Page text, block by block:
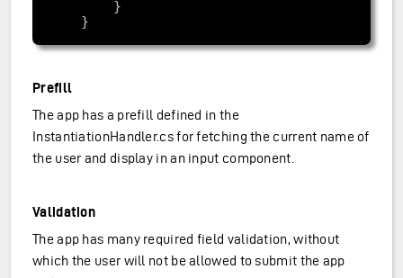
Prefill
The app has a prefill defined in the
InstantiationHandler.cs for fetching the current name of
the user and display in an input component.
Validation
The app has many required field validation, without
which the user will not be allowed to submit the app